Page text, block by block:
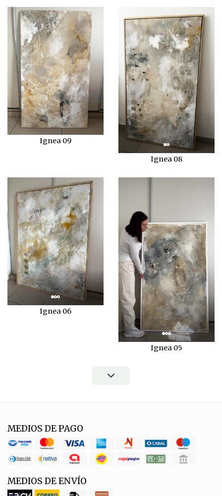
Ignea 09
Ignea 08
Ignea 06
Ignea 05
MEDIOS DE PAGO
MEDIOS DE ENVÍO